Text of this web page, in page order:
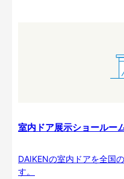
室内ドア展示ショールー
DAIKENの室内ドアを全国
す。